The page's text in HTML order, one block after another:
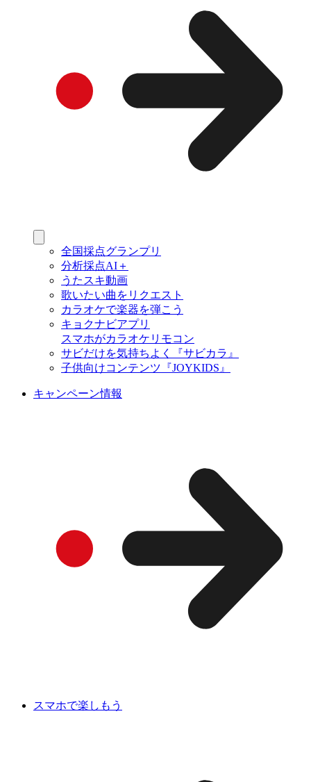
全国採点グランプリ
分析採点AI＋
うたスキ動画
歌いたい曲をリクエスト
カラオケで楽器を弾こう
キョクナビアプリ
スマホがカラオケリモコン
サビだけを気持ちよく『サビカラ』
子供向けコンテンツ『JOYKIDS』
キャンペーン情報
スマホで楽しもう